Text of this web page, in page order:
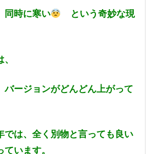
時に寒い
という奇妙な現
バージョンがどんどん上がって
では、全く別物と言っても良い
います。